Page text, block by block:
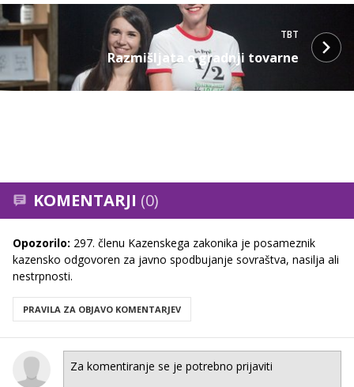
TBT
Razmišljata o gradnji tovarne
KOMENTARJI (0)
Opozorilo: 297. členu Kazenskega zakonika je posameznik
kazensko odgovoren za javno spodbujanje sovraštva, nasilja ali
nestrpnosti.
PRAVILA ZA OBJAVO KOMENTARJEV